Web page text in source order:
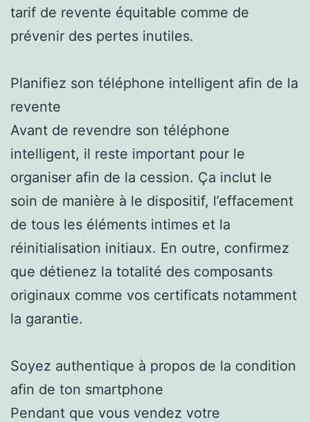
tarif de revente équitable comme de
prévenir des pertes inutiles.
Planifiez son téléphone intelligent afin de la
revente
Avant de revendre son téléphone
intelligent, il reste important pour le
organiser afin de la cession. Ça inclut le
soin de manière à le dispositif, l’effacement
de tous les éléments intimes et la
réinitialisation initiaux. En outre, confirmez
que détienez la totalité des composants
originaux comme vos certificats notamment
la garantie.
Soyez authentique à propos de la condition
afin de ton smartphone
Pendant que vous vendez votre